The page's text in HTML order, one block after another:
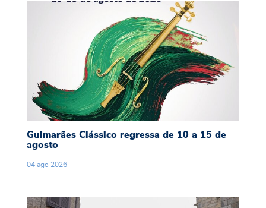
Guimarães Clássico regressa de 10 a 15 de
Guimarães Clássico regressa de 10 a 15 de
agosto
04 ago 2026
Majestosa Procissão de São Gualter reafirma